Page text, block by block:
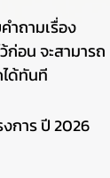
ำถามเรื่อง
ก่อน จะสามารถ
ด้ทันที
การ ปี 2026